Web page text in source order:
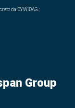
da DYWIDAG.:
Group